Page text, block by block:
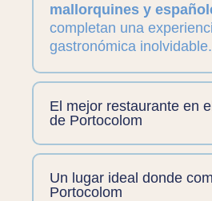
mallorquines y
completan una
gastronómica inolvidable.
El mejor restaurante en
de Portocolom
Un lugar ideal donde
Portocolom